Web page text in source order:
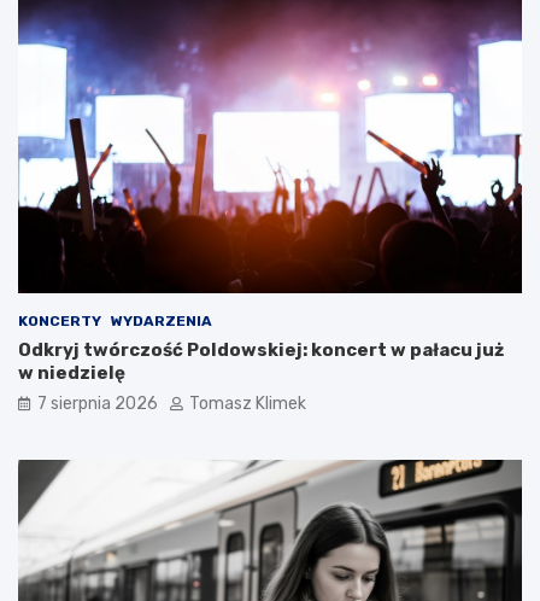
KONCERTY WYDARZENIA
Odkryj twórczość Poldowskiej: koncert w pałacu już
w niedzielę
7 sierpnia 2026 Tomasz Klimek